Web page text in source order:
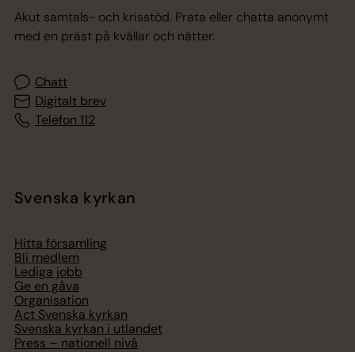
Akut samtals- och krisstöd. Prata eller chatta anonymt
med en präst på kvällar och nätter.
Chatt
Digitalt brev
Telefon 112
Svenska kyrkan
Hitta församling
Bli medlem
Lediga jobb
Ge en gåva
Organisation
Act Svenska kyrkan
Svenska kyrkan i utlandet
Press – nationell nivå